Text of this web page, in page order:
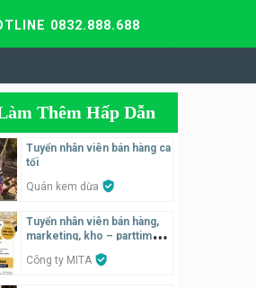
0832.888.688
Thêm Hấp Dẫn
Tuyển nhân viên bán hàng ca
tối
Quán kem dừa
Tuyển nhân viên bán hàng,
marketing, kho – parttime,
Công ty MITA